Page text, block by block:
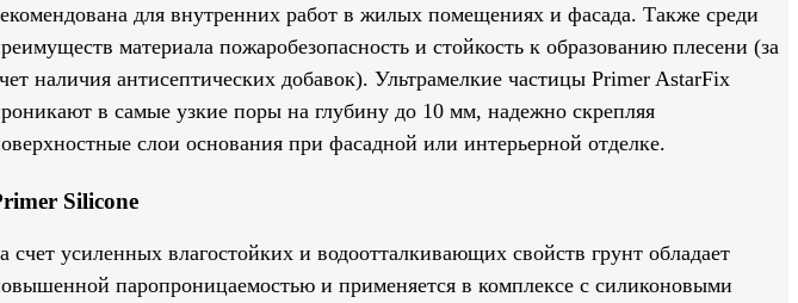
для внутренних работ в жилых помещениях и фасада. Также среди
материала пожаробезопасность и стойкость к образованию плесени (за
наличия антисептических добавок). Ультрамелкие частицы Primer AstarFix
в самые узкие поры на глубину до 10 мм, надежно скрепляя
слои основания при фасадной или интерьерной отделке.
Silicone
счет усиленных влагостойких и водоотталкивающих свойств грунт обладает
паропроницаемостью и применяется в комплексе с силиконовыми